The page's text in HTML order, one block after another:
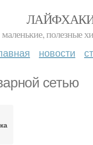
маленькие, полезные
новости
сетью